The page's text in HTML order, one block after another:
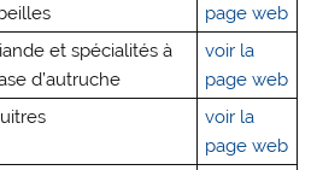
page web
et spécialités à
d’autruche
voir la
page web
voir la
page web